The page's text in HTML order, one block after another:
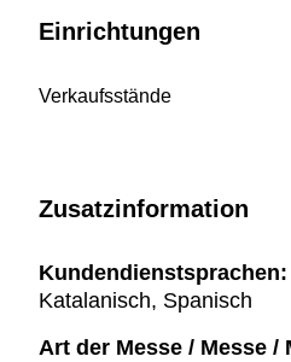
Einrichtungen
Verkaufsstände
Zusatzinformation
Kundendienstsprachen:
Katalanisch, Spanisch
Art der Messe / Messe /